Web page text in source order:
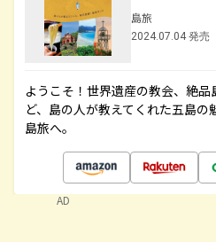
島旅
2024.07.04 発売
ようこそ！世界遺産の教会、絶
ど、島の人が教えてくれた五島の
島旅へ。
AD